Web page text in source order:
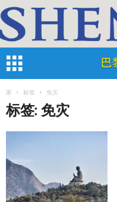
家 标签 免灾
标签: 免灾